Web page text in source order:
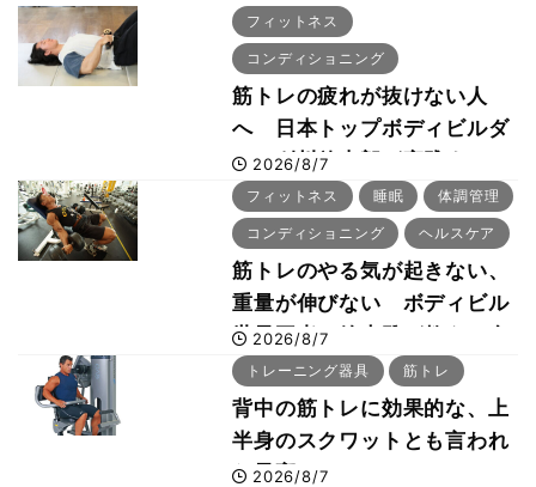
フィットネス
コンディショニング
筋トレの疲れが抜けない人
へ 日本トップボディビルダ
ー・刈川啓志郎が実践する
「回復習慣」
2026/8/7
フィットネス 睡眠 体調管理
コンディショニング ヘルスケア
筋トレのやる気が起きない、
重量が伸びない ボディビル
世界王者・鈴木雅が教える食
事・睡眠・呼吸の整え方
2026/8/7
トレーニング器具 筋トレ
背中の筋トレに効果的な、上
半身のスクワットとも言われ
た最高マシン“ノーチラス・
2026/8/7